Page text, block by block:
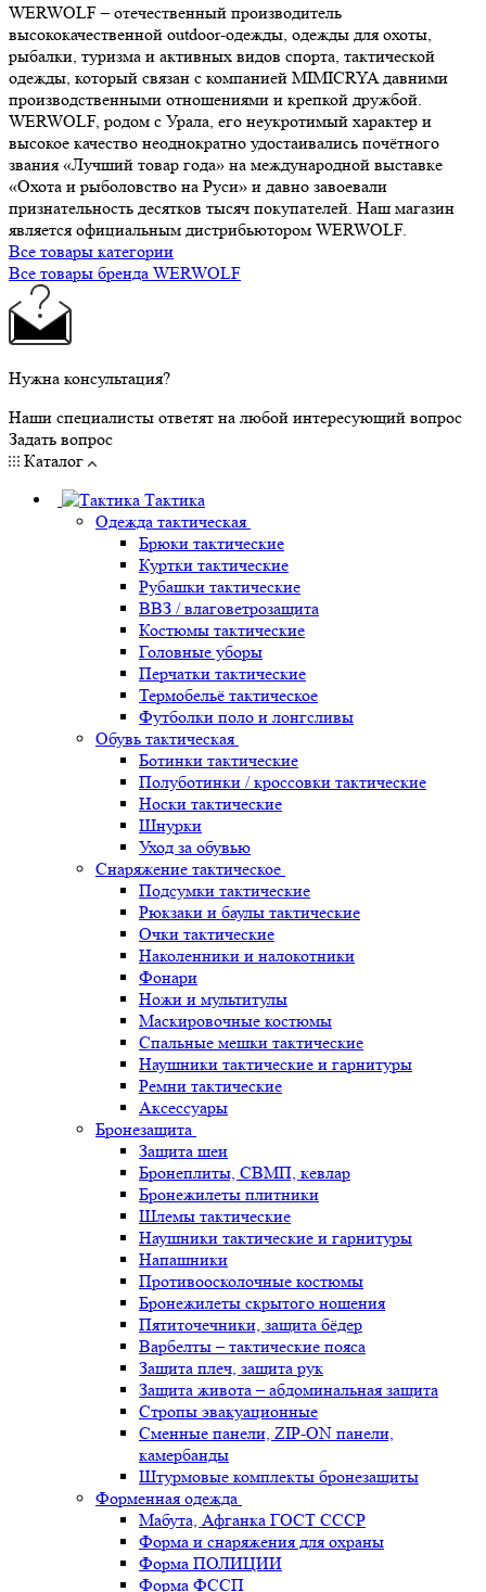
WERWOLF – отечественный производитель
высококачественной outdoor-одежды, одежды для охоты,
рыбалки, туризма и активных видов спорта, тактической
одежды, который связан с компанией MIMICRYA давними
производственными отношениями и крепкой дружбой.
WERWOLF, родом с Урала, его неукротимый характер и
высокое качество неоднократно удостаивались почётного
звания «Лучший товар года» на международной выставке
«Охота и рыболовство на Руси» и давно завоевали
признательность десятков тысяч покупателей. Наш магазин
является официальным дистрибьютором WERWOLF.
Все товары категории
Все товары бренда WERWOLF
Нужна консультация?
Наши специалисты ответят на любой интересующий вопрос
Задать вопрос
Каталог
Тактика
Одежда тактическая
Брюки тактические
Куртки тактические
Рубашки тактические
ВВЗ / влаговетрозащита
Костюмы тактические
Головные уборы
Перчатки тактические
Термобельё тактическое
Футболки поло и лонгсливы
Обувь тактическая
Ботинки тактические
Полуботинки / кроссовки тактические
Носки тактические
Шнурки
Уход за обувью
Снаряжение тактическое
Подсумки тактические
Рюкзаки и баулы тактические
Очки тактические
Наколенники и налокотники
Фонари
Ножи и мультитулы
Маскировочные костюмы
Спальные мешки тактические
Наушники тактические и гарнитуры
Ремни тактические
Аксессуары
Бронезащита
Защита шеи
Бронеплиты, СВМП, кевлар
Бронежилеты плитники
Шлемы тактические
Наушники тактические и гарнитуры
Напашники
Противоосколочные костюмы
Бронежилеты скрытого ношения
Пятиточечники, защита бёдер
Варбелты – тактические пояса
Защита плеч, защита рук
Защита живота – абдоминальная защита
Стропы эвакуационные
Сменные панели, ZIP-ON панели,
камербанды
Штурмовые комплекты бронезащиты
Форменная одежда
Мабута, Афганка ГОСТ СССР
Форма и снаряжения для охраны
Форма ПОЛИЦИИ
Форма ФССП